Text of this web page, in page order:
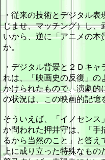
・従来の技術とデジタル
じませ、マッチング）し、
いから、逆に「アニメの本
か。
・デジタル背景と２Ｄキ
れは、「映画史の反復」の
かけられたもので、演劇的
の状況は、この映画的記憶
そういえば、「イノセンス
か問われた押井守は、「手
るから当然のこと」と答
上に成り立った特殊なも